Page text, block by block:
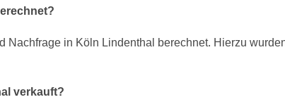
Nachfrage in Köln Lindenthal berechnet. Hierzu
verkauft?